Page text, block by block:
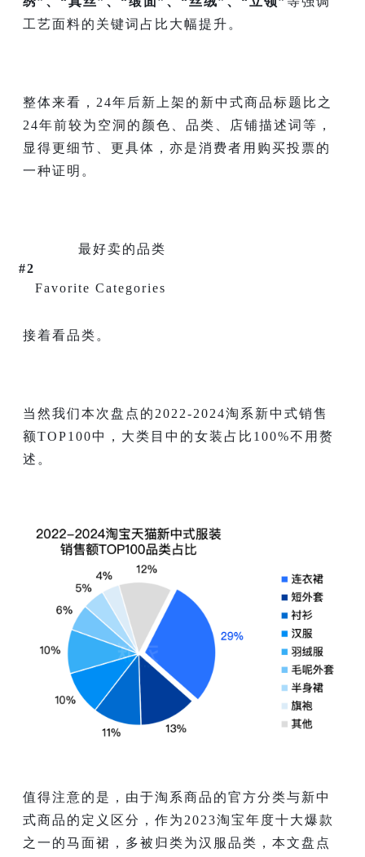
工艺面料的关键词占比大幅提升。
整体来看，24年后新上架的新中式商品标题比之
24年前较为空洞的颜色、品类、店铺描述词等，
显得更细节、更具体，亦是消费者用购买投票的
一种证明。
#2
最好卖的品类
Favorite Categories
接着看品类。
当然我们本次盘点的2022-2024淘系新中式销售
额TOP100中，大类目中的女装占比100%不用赘
述。
值得注意的是，由于淘系商品的官方分类与新中
式商品的定义区分，作为2023淘宝年度十大爆款
之一的马面裙，多被归类为汉服品类，本文盘点